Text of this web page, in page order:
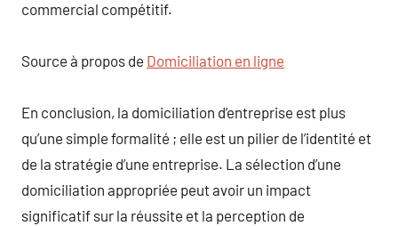
commercial compétitif.
Source à propos de Domiciliation en ligne
En conclusion, la domiciliation d’entreprise est plus
qu’une simple formalité ; elle est un pilier de l’identité et
de la stratégie d’une entreprise. La sélection d’une
domiciliation appropriée peut avoir un impact
significatif sur la réussite et la perception de